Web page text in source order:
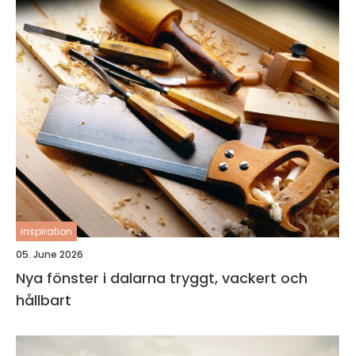
inspiration
05. June 2026
Nya fönster i dalarna tryggt, vackert och
hållbart